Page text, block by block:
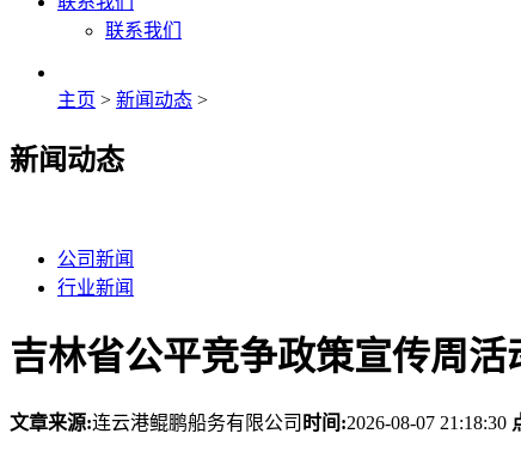
联系我们
主页 > 新闻动态 >
新闻动态
公司新闻
行业新闻
吉林省公平竞争政策宣传周
文章来源:连云港鲲鹏船务有限公司 时间:2026-08-07 21:18:30